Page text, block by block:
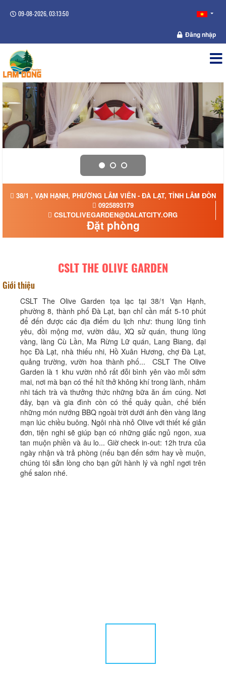
09-08-2026, 03:13:50
Đăng nhập
38/1 , VẠN HẠNH, PHƯỜNG LÂM VIÊN - ĐÀ LẠT, TỈNH LÂM ĐỒNG
0925893179
CSLTOLIVEGARDEN@DALATCITY.ORG
Đặt phòng
CSLT THE OLIVE GARDEN
Giới thiệu
CSLT The Olive Garden tọa lạc tại 38/1 Vạn Hạnh,
phường 8, thành phố Đà Lạt, bạn chỉ cần mất 5-10 phút
để đến được các địa điểm du lịch như: thung lũng tình
yêu, đồi mộng mơ, vườn dâu, XQ sử quán, thung lũng
vàng, làng Cù Lần, Ma Rừng Lữ quán, Lang Biang, đại
học Đà Lạt, nhà thiếu nhi, Hồ Xuân Hương, chợ Đà Lạt,
quảng trường, vườn hoa thành phố... CSLT The Olive
Garden là 1 khu vườn nhỏ rất đỗi bình yên vào mỗi sớm
mai, nơi mà bạn có thể hít thở không khí trong lành, nhâm
nhi tách trà và thưởng thức những bữa ăn ấm cúng. Nơi
đây, bạn và gia đình còn có thể quây quần, chế biến
những món nướng BBQ ngoài trời dưới ánh đèn vàng lãng
mạn lúc chiều buông. Ngôi nhà nhỏ Olive với thiết kế giản
đơn, tiện nghi sẽ giúp bạn có những giấc ngủ ngon, xua
tan muộn phiền và âu lo... Giờ check in-out: 12h trưa của
ngày nhận và trả phòng (nếu bạn đến sớm hay về muộn,
chúng tôi sẵn lòng cho bạn gửi hành lý và nghỉ ngơi trên
ghế salon nhé.